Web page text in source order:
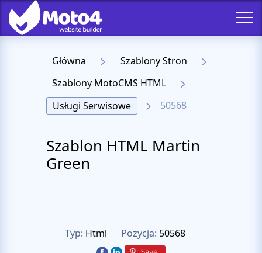
Główna
Szablony Stron
Szablony MotoCMS HTML
Usługi Serwisowe
50568
Szablon HTML Martin
Green
Typ: Html Pozycja: 50568